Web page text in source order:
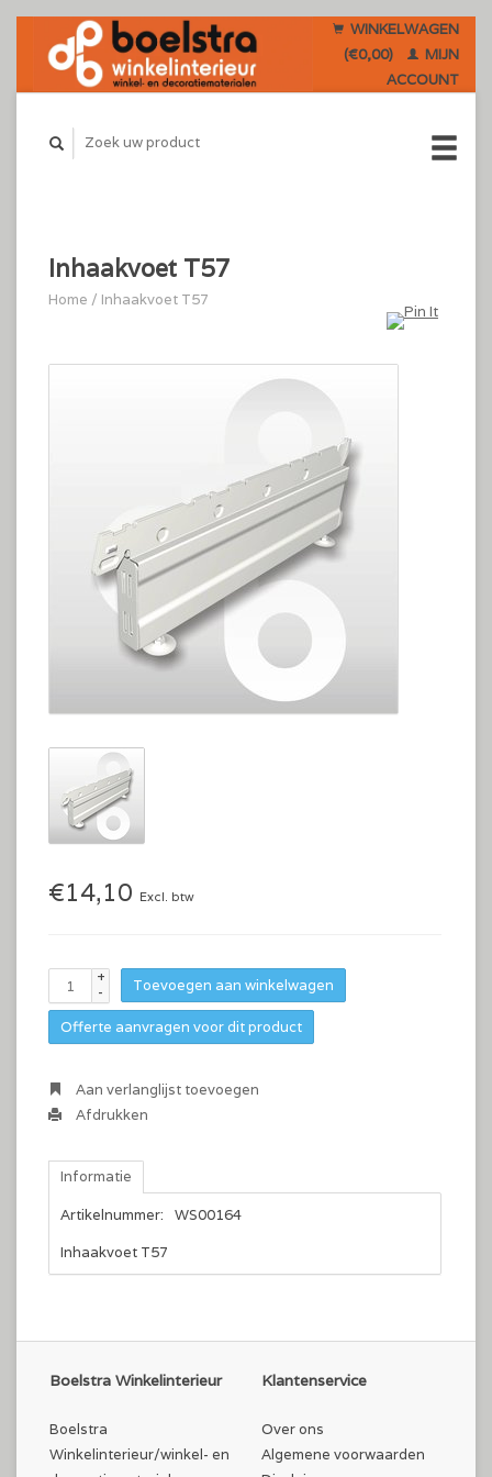
WINKELWAGEN
(€0,00)
MIJN
ACCOUNT
Inhaakvoet T57
Home / Inhaakvoet T57
€14,10 Excl. btw
+
-
Toevoegen aan winkelwagen
Offerte aanvragen voor dit product
Aan verlanglijst toevoegen
Afdrukken
Informatie
Artikelnummer:
WS00164
Inhaakvoet T57
Boelstra Winkelinterieur
Boelstra
Winkelinterieur/winkel- en
Klantenservice
Over ons
Algemene voorwaarden